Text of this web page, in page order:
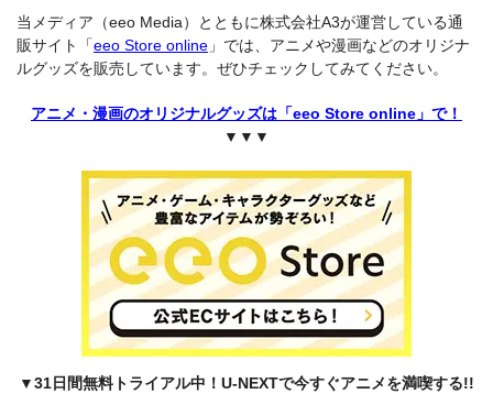
当メディア（eeo Media）とともに株式会社A3が運営している通
販サイト「eeo Store online 」では、アニメや漫画などのオリジナ
ルグッズを販売しています。ぜひチェックしてみてください。
アニメ・漫画のオリジナルグッズは「eeo Store online」で！
▼▼▼
▼31日間無料トライアル中！U-NEXTで今すぐアニメを満喫する!!